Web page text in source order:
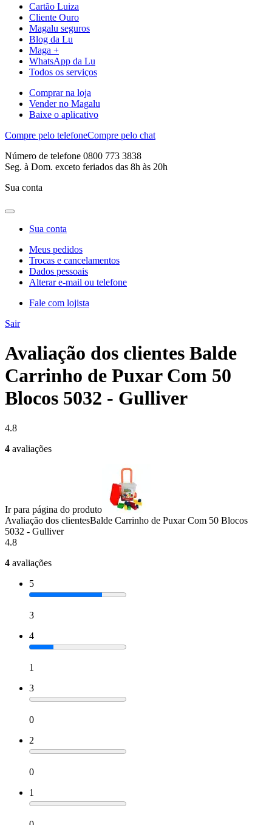
Cartão Luiza
Cliente Ouro
Magalu seguros
Blog da Lu
Maga +
WhatsApp da Lu
Todos os serviços
Comprar na loja
Vender no Magalu
Baixe o aplicativo
Compre pelo telefoneCompre pelo chat
Número de telefone 0800 773 3838
Seg. à Dom. exceto feriados das 8h às 20h
Sua conta
Sua conta
Meus pedidos
Trocas e cancelamentos
Dados pessoais
Alterar e-mail ou telefone
Fale com lojista
Sair
Avaliação dos clientes Balde
Carrinho de Puxar Com 50
Blocos 5032 - Gulliver
4.8
4 avaliações
Ir para página do produto
Avaliação dos clientesBalde Carrinho de Puxar Com 50 Blocos
5032 - Gulliver
4.8
4 avaliações
5
3
4
1
3
0
2
0
1